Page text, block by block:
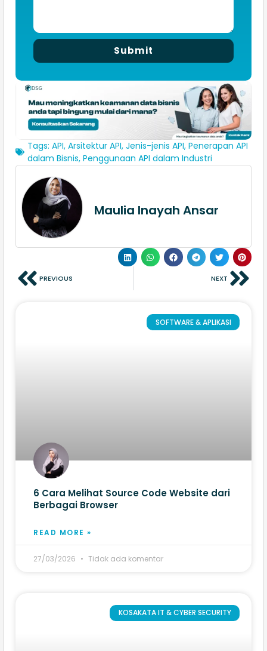
Submit
Tags: API, Arsitektur API, Jenis-jenis API, Penerapan API
dalam Bisnis, Penggunaan API dalam Industri
Maulia Inayah Ansar
PREVIOUS NEXT
SOFTWARE & APLIKASI
6 Cara Melihat Source Code Website​ dari
Berbagai Browser
READ MORE »
27/03/2026 Tidak ada komentar
KOSAKATA IT & CYBER SECURITY